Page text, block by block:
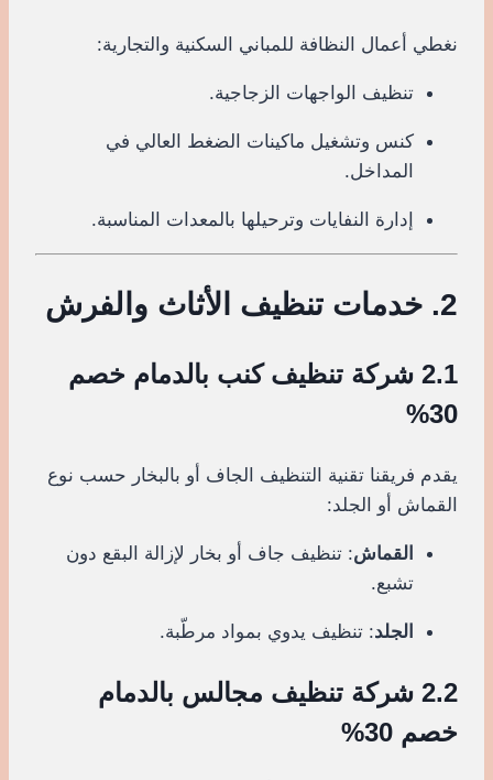
نغطي أعمال النظافة للمباني السكنية والتجارية:
تنظيف الواجهات الزجاجية.
كنس وتشغيل ماكينات الضغط العالي في
المداخل.
إدارة النفايات وترحيلها بالمعدات المناسبة.
2. خدمات تنظيف الأثاث والفرش
2.1 شركة تنظيف كنب بالدمام خصم
30%
يقدم فريقنا تقنية التنظيف الجاف أو بالبخار حسب نوع
القماش أو الجلد:
القماش: تنظيف جاف أو بخار لإزالة البقع دون
تشبع.
الجلد: تنظيف يدوي بمواد مرطّبة.
2.2 شركة تنظيف مجالس بالدمام
خصم 30%